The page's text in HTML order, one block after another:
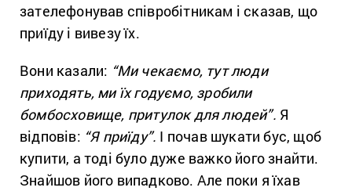
зателефонував співробітникам і сказав, що
приїду і вивезу їх.
Вони казали: “Ми чекаємо, тут люди
приходять, ми їх годуємо, зробили
бомбосховище, притулок для людей”. Я
відповів: “Я приїду”. І почав шукати бус, щоб
купити, а тоді було дуже важко його знайти.
Знайшов його випадково. Але поки я їхав